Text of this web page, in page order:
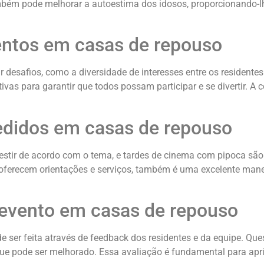
pode melhorar a autoestima dos idosos,
em casas de repouso
como a diversidade de interesses entre os
para garantir que todos possam participar e se divertir.
em casas de repouso
de acordo com o tema, e tardes de cinema com pipoca
orientações e serviços, também é uma excelente
em casas de repouso
ser feita através de feedback dos residentes e da equipe.
pode ser melhorado. Essa avaliação é fundamental para